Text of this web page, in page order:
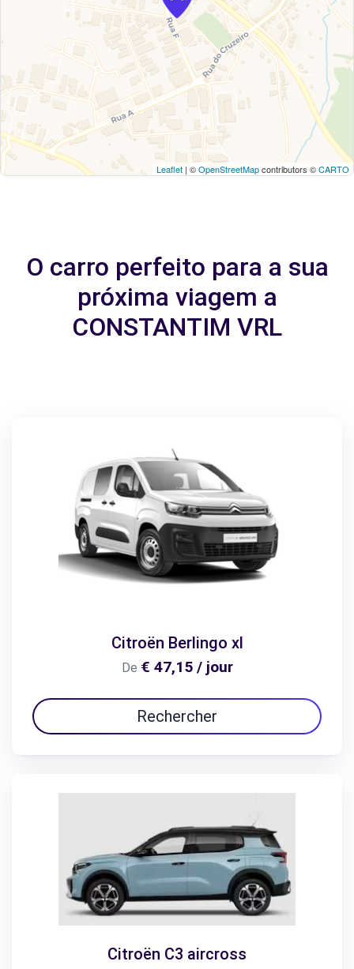
Leaflet | ©OpenStreetMapcontributors ©CARTO
O carro perfeito para a sua
próxima viagem a
CONSTANTIM VRL
Citroën Berlingo xl
De € 47,15 / jour
Rechercher
Citroën C3 aircross